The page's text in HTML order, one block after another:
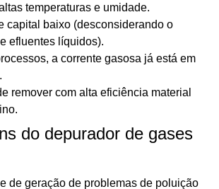
temperaturas e umidade.
capital baixo (desconsiderando o
efluentes líquidos).
a corrente gasosa já está em
remover com alta eficiência material
do depurador de gases
de geração de problemas de poluição